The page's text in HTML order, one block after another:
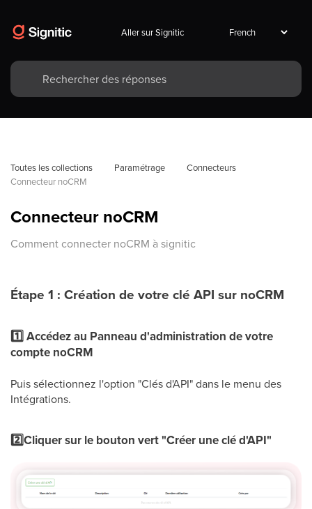
Aller sur Signitic
Toutes les collections Paramétrage
Connecteurs
Connecteur noCRM
Connecteur noCRM
Comment connecter noCRM à signitic
Étape 1 : Création de votre clé API sur noCRM
1️⃣Accédez au Panneau d'administration de votre
compte noCRM
Puis sélectionnez l'option "Clés d'API" dans le menu des
Intégrations.
2️⃣Cliquer sur le bouton vert "Créer une clé d'API"